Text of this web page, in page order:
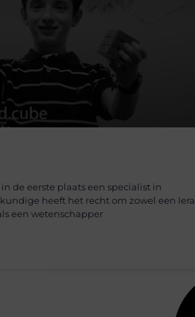
de eerste plaats een specialist in
heeft het recht om zowel een
een wetenschapper